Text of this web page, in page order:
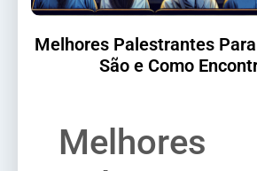
Melhores Palestrantes Para
São e Como
Melhores